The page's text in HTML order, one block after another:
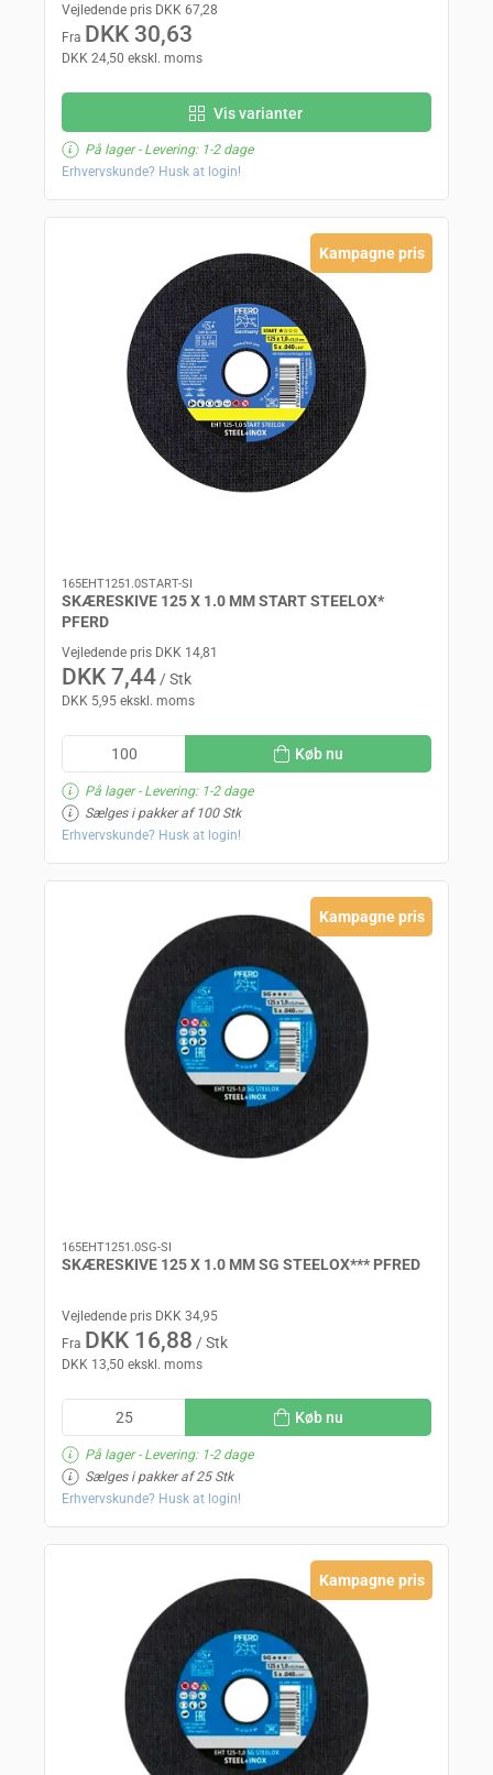
Vejledende pris DKK 67,28
Fra DKK 30,63
DKK 24,50 ekskl. moms
Vis varianter
På lager- Levering: 1-2 dage
Erhvervskunde? Husk at login!
Kampagne pris
165EHT1251.0START-SI
SKÆRESKIVE 125 X 1.0 MM START STEELOX*
PFERD
Vejledende pris DKK 14,81
DKK 7,44 / Stk
DKK 5,95 ekskl. moms
Køb nu
På lager- Levering: 1-2 dage
Sælges i pakker af 100 Stk
Erhvervskunde? Husk at login!
Kampagne pris
165EHT1251.0SG-SI
SKÆRESKIVE 125 X 1.0 MM SG STEELOX*** PFRED
Vejledende pris DKK 34,95
Fra DKK 16,88 / Stk
DKK 13,50 ekskl. moms
Køb nu
På lager- Levering: 1-2 dage
Sælges i pakker af 25 Stk
Erhvervskunde? Husk at login!
Kampagne pris